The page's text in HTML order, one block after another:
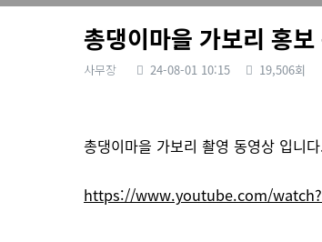
총댕이마을 가보리 홍
사무장 24-08-01 10:15 19,506회
본문
총댕이마을 가보리 촬영 동영상 입니
https://www.youtube.com/